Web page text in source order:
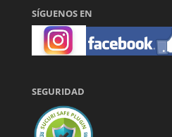
SÍGUENOS EN
SEGURIDAD